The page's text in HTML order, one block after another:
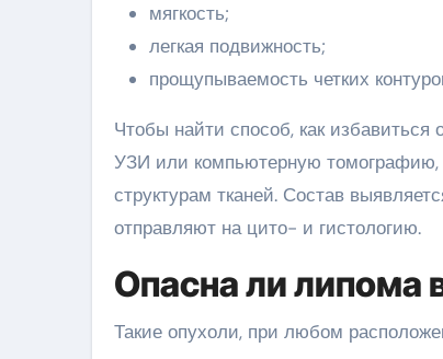
мягкость;
легкая подвижность;
прощупываемость четких
Чтобы найти способ, как
УЗИ или компьютерную томографию,
структурам тканей. Состав
отправляют на цито- и гистологию.
Опасна ли липома
Такие опухоли, при любом